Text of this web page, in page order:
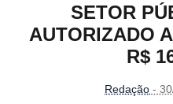
SETOR
AUTORIZADO
R$
Redação -